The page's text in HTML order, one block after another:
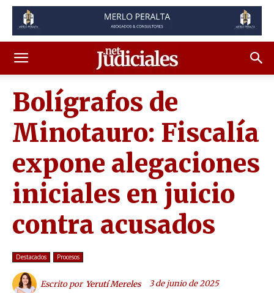
Bolígrafos de
Minotauro: Fiscalía
expone alegaciones
iniciales en juicio
contra acusados
Destacados Procesos
Escrito por Yerutí Mereles 3 de junio de 2025